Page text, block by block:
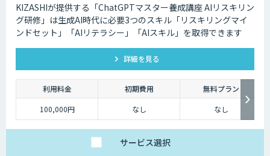
KIZASHIが提供する「ChatGPTマスター養成講座 AIリスキリン
グ研修」は生成AI時代に必要3つのスキル「リスキリングマイ
ンドセット」「AIリテラシー」「AIスキル」を取得できます
詳細を見る
利用料金 初期費用
無料プラン
100,000円
なし なし
サービス選択